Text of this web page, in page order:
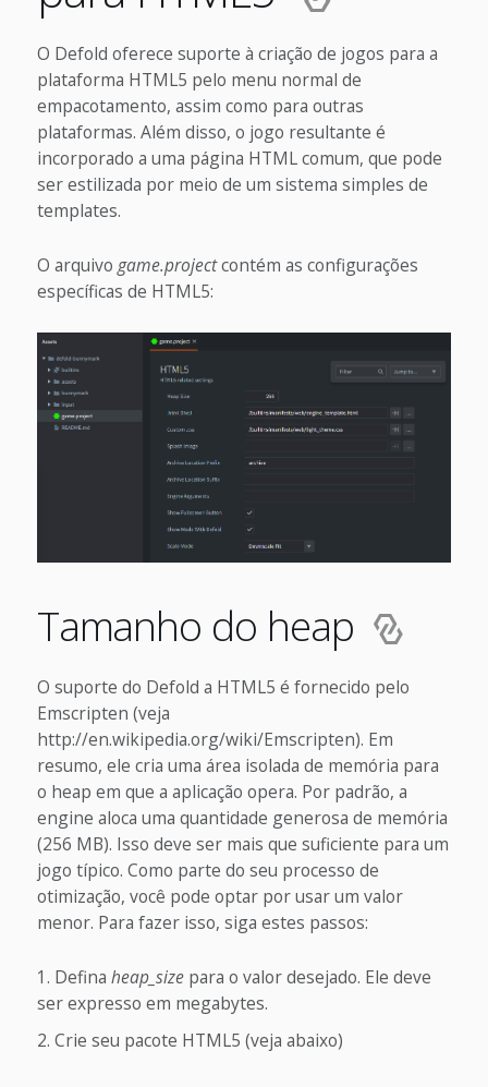
O Defold oferece suporte à criação de jogos para a
plataforma HTML5 pelo menu normal de
empacotamento, assim como para outras
plataformas. Além disso, o jogo resultante é
incorporado a uma página HTML comum, que pode
ser estilizada por meio de um sistema simples de
templates.
O arquivo game.projectcontém as configurações
específicas de HTML5:
Tamanho do heap
O suporte do Defold a HTML5 é fornecido pelo
Emscripten (veja
http://en.wikipedia.org/wiki/Emscripten). Em
resumo, ele cria uma área isolada de memória para
o heap em que a aplicação opera. Por padrão, a
engine aloca uma quantidade generosa de memória
(256 MB). Isso deve ser mais que suficiente para um
jogo típico. Como parte do seu processo de
otimização, você pode optar por usar um valor
menor. Para fazer isso, siga estes passos:
Defina heap_sizepara o valor desejado. Ele deve
ser expresso em megabytes.
Crie seu pacote HTML5 (veja abaixo)